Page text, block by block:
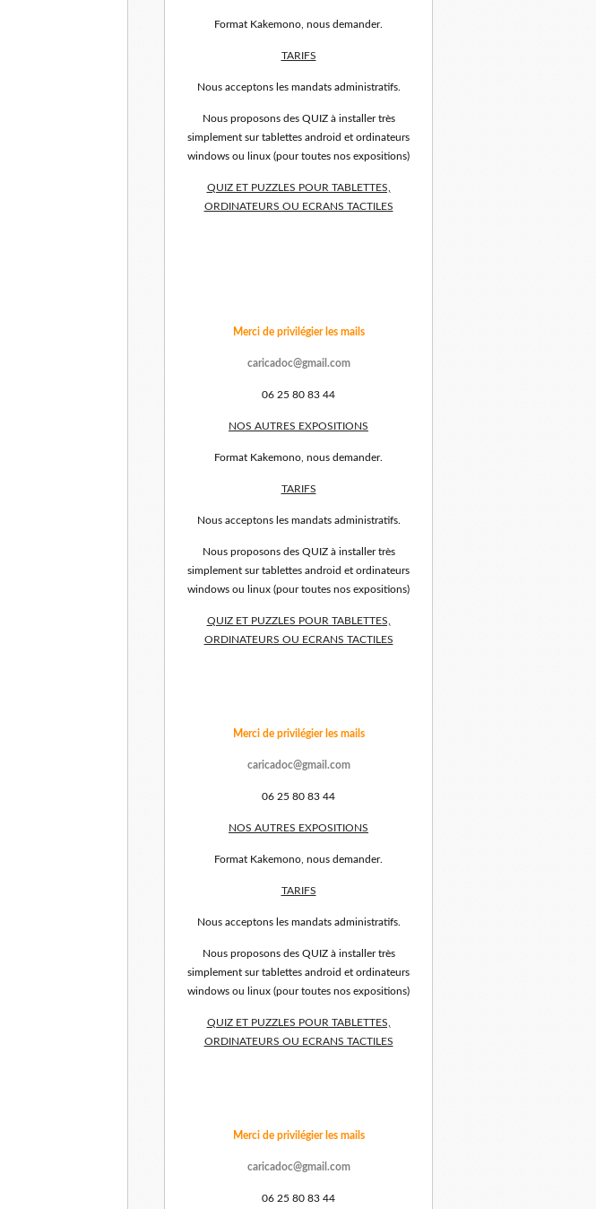
Format Kakemono, nous demander.
TARIFS
Nous acceptons les mandats administratifs.
Nous proposons des QUIZ à installer très
simplement sur tablettes android et ordinateurs
windows ou linux (pour toutes nos expositions)
QUIZ ET PUZZLES POUR TABLETTES,
ORDINATEURS OU ECRANS TACTILES
Merci de privilégier les mails
caricadoc@gmail.com
06 25 80 83 44
NOS AUTRES EXPOSITIONS
Format Kakemono, nous demander.
TARIFS
Nous acceptons les mandats administratifs.
Nous proposons des QUIZ à installer très
simplement sur tablettes android et ordinateurs
windows ou linux (pour toutes nos expositions)
QUIZ ET PUZZLES POUR TABLETTES,
ORDINATEURS OU ECRANS TACTILES
Merci de privilégier les mails
caricadoc@gmail.com
06 25 80 83 44
NOS AUTRES EXPOSITIONS
Format Kakemono, nous demander.
TARIFS
Nous acceptons les mandats administratifs.
Nous proposons des QUIZ à installer très
simplement sur tablettes android et ordinateurs
windows ou linux (pour toutes nos expositions)
QUIZ ET PUZZLES POUR TABLETTES,
ORDINATEURS OU ECRANS TACTILES
Merci de privilégier les mails
caricadoc@gmail.com
06 25 80 83 44